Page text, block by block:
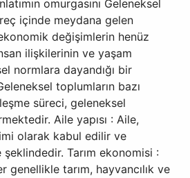
omurgasını Geleneksel
içinde meydana gelen
değişimlerin henüz
ilişkilerinin ve yaşam
normlara dayandığı bir
toplumların bazı
süreci, geleneksel
Aile yapısı : Aile,
olarak kabul edilir ve
Tarım ekonomisi :
genellikle tarım, hayvancılık ve